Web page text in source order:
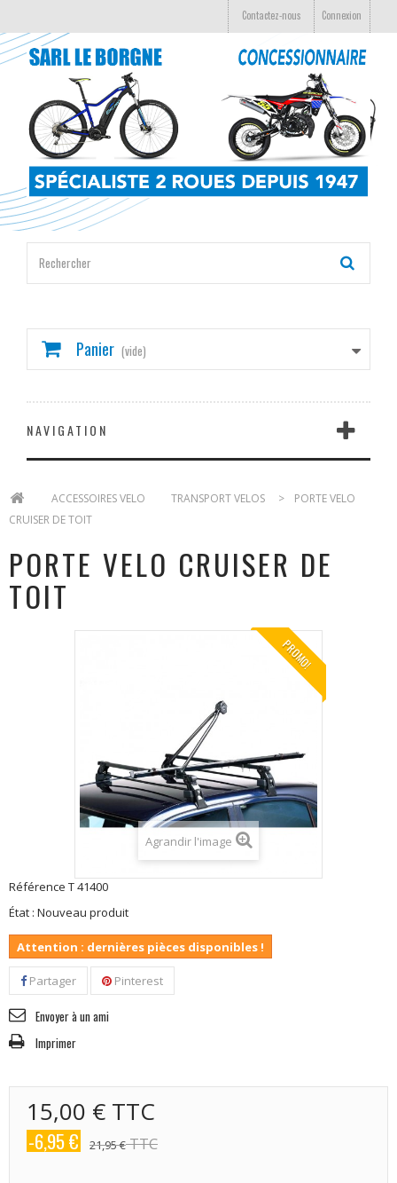
Connexion
Contactez-nous
Panier (vide)
NAVIGATION
ACCESSOIRES VELO TRANSPORT VELOS >
PORTE VELO
CRUISER DE TOIT
PORTE VELO CRUISER DE
TOIT
PROMO!
Agrandir l'image
Référence T 41400
État : Nouveau produit
Attention : dernières pièces disponibles !
Partager Pinterest
Envoyer à un ami
Imprimer
15,00 € TTC
-6,95 € 21,95 €TTC